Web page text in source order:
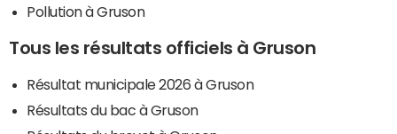
Pollution à Gruson
Tous les résultats officiels à Gruson
Résultat municipale 2026 à Gruson
Résultats du bac à Gruson